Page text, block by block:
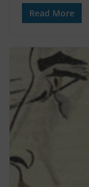
Read More